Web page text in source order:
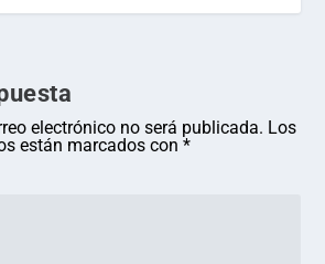
electrónico no será publicada. Los
están marcados con*